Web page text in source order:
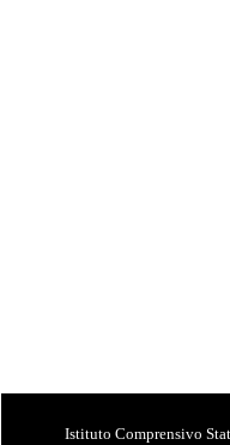
Istituto Comprensivo